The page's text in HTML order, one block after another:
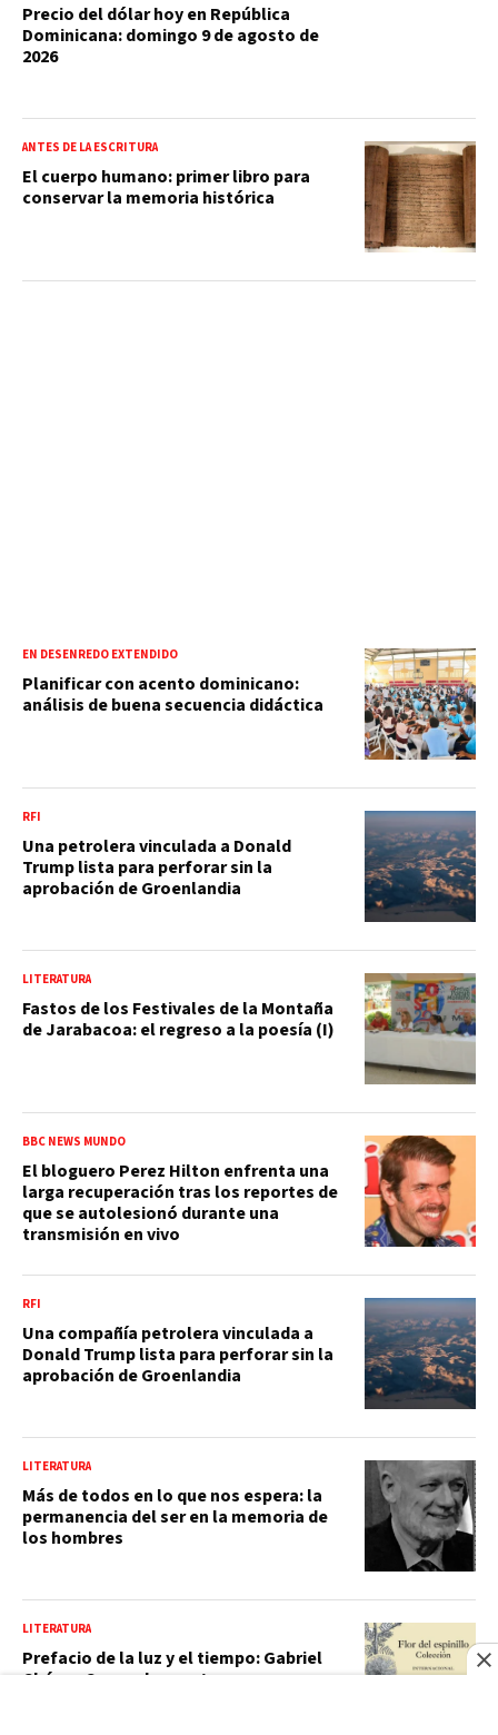
Precio del dólar hoy en República
Dominicana: domingo 9 de agosto de
2026
ANTES DE LA ESCRITURA
El cuerpo humano: primer libro para
conservar la memoria histórica
EN DESENREDO EXTENDIDO
Planificar con acento dominicano:
análisis de buena secuencia didáctica
RFI
Una petrolera vinculada a Donald
Trump lista para perforar sin la
aprobación de Groenlandia
LITERATURA
Fastos de los Festivales de la Montaña
de Jarabacoa: el regreso a la poesía (I)
BBC NEWS MUNDO
El bloguero Perez Hilton enfrenta una
larga recuperación tras los reportes de
que se autolesionó durante una
transmisión en vivo
RFI
Una compañía petrolera vinculada a
Donald Trump lista para perforar sin la
aprobación de Groenlandia
LITERATURA
Más de todos en lo que nos espera: la
permanencia del ser en la memoria de
los hombres
LITERATURA
Prefacio de la luz y el tiempo: Gabriel
Chávez Casazola, poeta